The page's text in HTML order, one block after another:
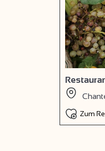
Zum